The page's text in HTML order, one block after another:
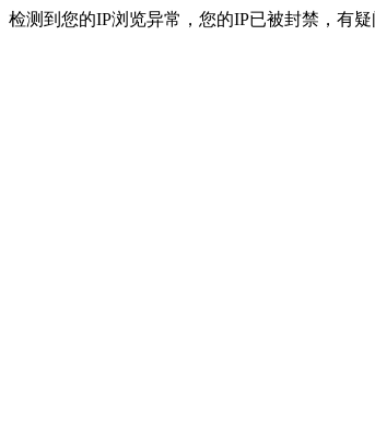
检测到您的IP浏览异常，您的IP已被封禁，有疑